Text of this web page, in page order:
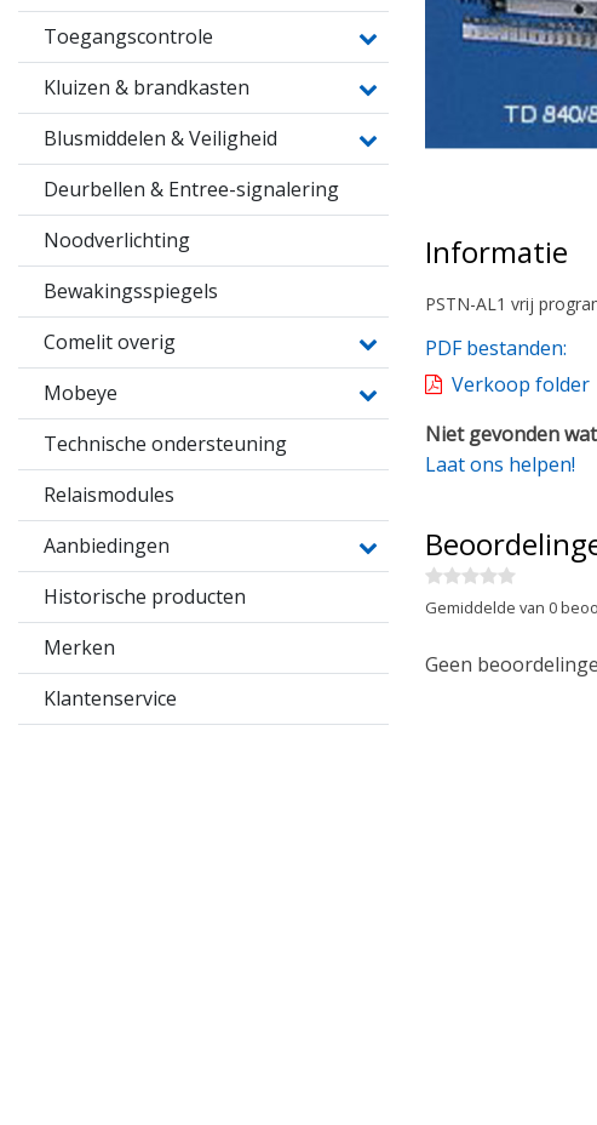
Toegangscontrole
Kluizen & brandkasten
Blusmiddelen & Veiligheid
Deurbellen & Entree-signalering
Noodverlichting
Bewakingsspiegels
Comelit overig
Mobeye
Technische ondersteuning
Relaismodules
Aanbiedingen
Historische producten
Merken
Klantenservice
Informatie
PSTN-AL1 vrij
PDF bestanden:
Verkoop folder
Niet gevonden
Laat ons helpen!
Gemiddelde van 0
Geen